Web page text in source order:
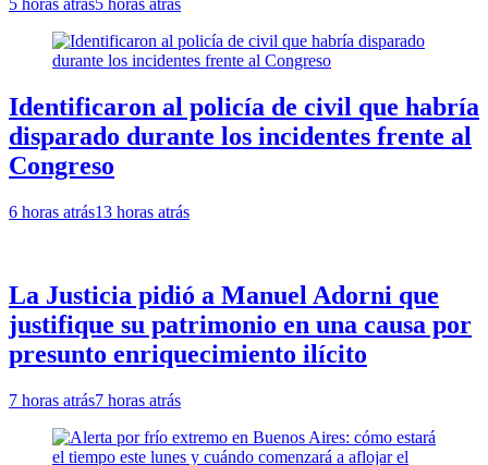
Identificaron al policía de civil que habría
disparado durante los incidentes frente al
Congreso
6 horas atrás13 horas atrás
La Justicia pidió a Manuel Adorni que
justifique su patrimonio en una causa por
presunto enriquecimiento ilícito
7 horas atrás7 horas atrás